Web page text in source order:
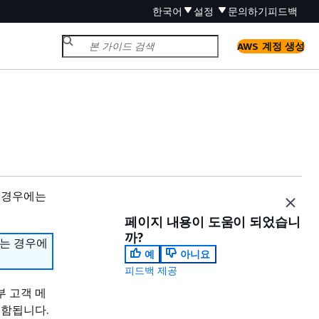
한국어 설정 문의하기피드백
AWS 계정 생성
우에는
경우에
고객 메
됩니다.
페이지 내용이 도움이 되었습니
까?
예
아니요
피드백 제공